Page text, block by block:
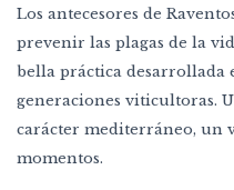
Los antecesores de
prevenir las plagas de la
bella práctica desarrollada
generaciones viticultoras.
carácter mediterráneo, un
momentos.